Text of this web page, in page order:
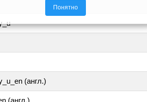
(англ.)
Понятно